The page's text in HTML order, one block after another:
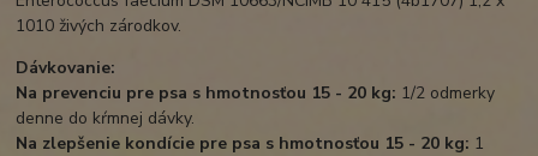
1010 živých zárodkov.
Dávkovanie:
Na prevenciu pre psa s hmotnosťou 15 - 20 kg: 1/2 odmerky
denne do kŕmnej dávky.
Na zlepšenie kondície pre psa s hmotnosťou 15 - 20 kg: 1